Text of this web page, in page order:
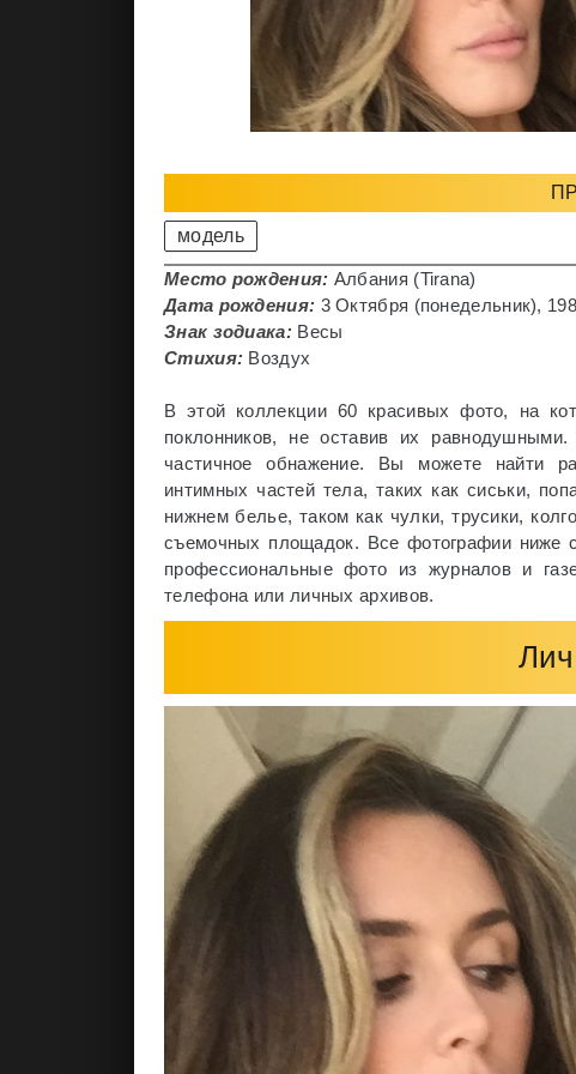
модель
Место рождения: Албания (Tirana)
Дата рождения: 3 Октября (понедельник),
Знак зодиака:Весы
Стихия: Воздух
В этой коллекции 60 красивых фото, на
поклонников, не оставив их
частичное обнажение. Вы можете найти
интимных частей тела, таких как сиськи,
нижнем белье, таком как чулки, трусики,
съемочных площадок. Все фотографии ниже
профессиональные фото из журналов и
телефона или личных архивов.